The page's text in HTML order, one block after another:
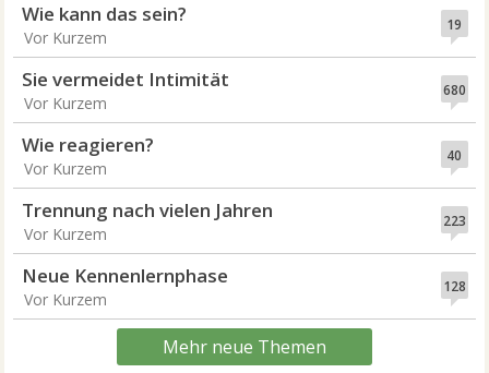
19
Wie kann das sein?
Vor Kurzem
680
Sie vermeidet Intimität
Vor Kurzem
40
Wie reagieren?
Vor Kurzem
223
Trennung nach vielen Jahren
Vor Kurzem
128
Neue Kennenlernphase
Vor Kurzem
Mehr neue Themen